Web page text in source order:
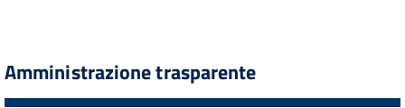
Amministrazione trasparente